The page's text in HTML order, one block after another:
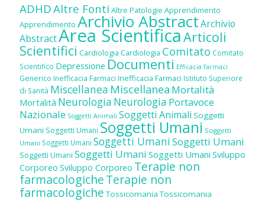
ADHDAltre Fonti Altre Patologie Apprendimento
Apprendimento Archivio AbstractArchivio
AbstractArea ScientificaArticoli
Scientifici Cardiologia Cardiologia Comitato Comitato
Scientifico Depressione Documenti Efficacia farmaci
Generico Inefficacia Farmaci Inefficacia Farmaci Istituto Superiore
di Sanità Miscellanea Miscellanea Mortalità
Mortalità Neurologia Neurologia Portavoce
Nazionale Soggetti Animali Soggetti Animali Soggetti
Umani Soggetti Umani Soggetti Umani Soggetti
Umani Soggetti Umani Soggetti UmaniSoggetti Umani
Soggetti Umani Soggetti Umani Soggetti Umani Sviluppo
Corporeo Sviluppo Corporeo Terapie non
farmacologicheTerapie non
farmacologiche Tossicomania Tossicomania